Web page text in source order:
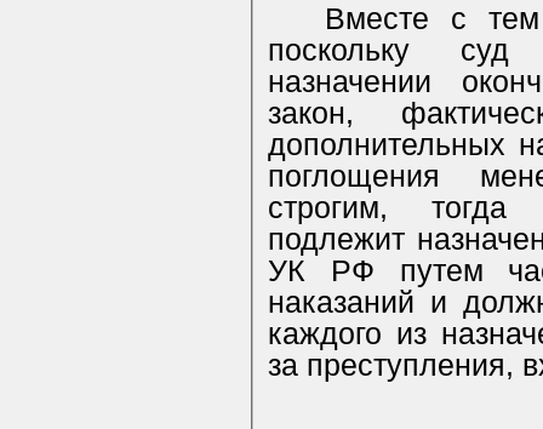
Вместе с
поскольку
назначении
закон,
дополнительных
поглощения
строгим, тогда
подлежит
УК РФ путем
наказаний и
каждого из
за преступления,